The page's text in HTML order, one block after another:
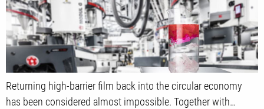
Returning high-barrier film back into the circular economy
has been considered almost impossible. Together with…